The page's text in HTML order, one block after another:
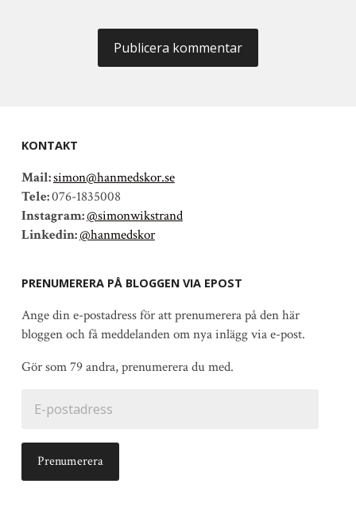
KONTAKT
Mail:simon@hanmedskor.se
Tele:076-1835008
Instagram:@simonwikstrand
Linkedin:@hanmedskor
PRENUMERERA PÅ BLOGGEN VIA EPOST
Ange din e-postadress för att prenumerera på den här
bloggen och få meddelanden om nya inlägg via e-post.
Gör som 79 andra, prenumerera du med.
postadress
Prenumerera